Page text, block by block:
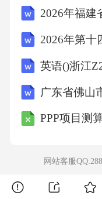
及时发布学习教
接受社会监督，
况。党工委领导
企业一线、项目
绕企业转型升级
坚持“四不两直”
PPP项目测
网站客服